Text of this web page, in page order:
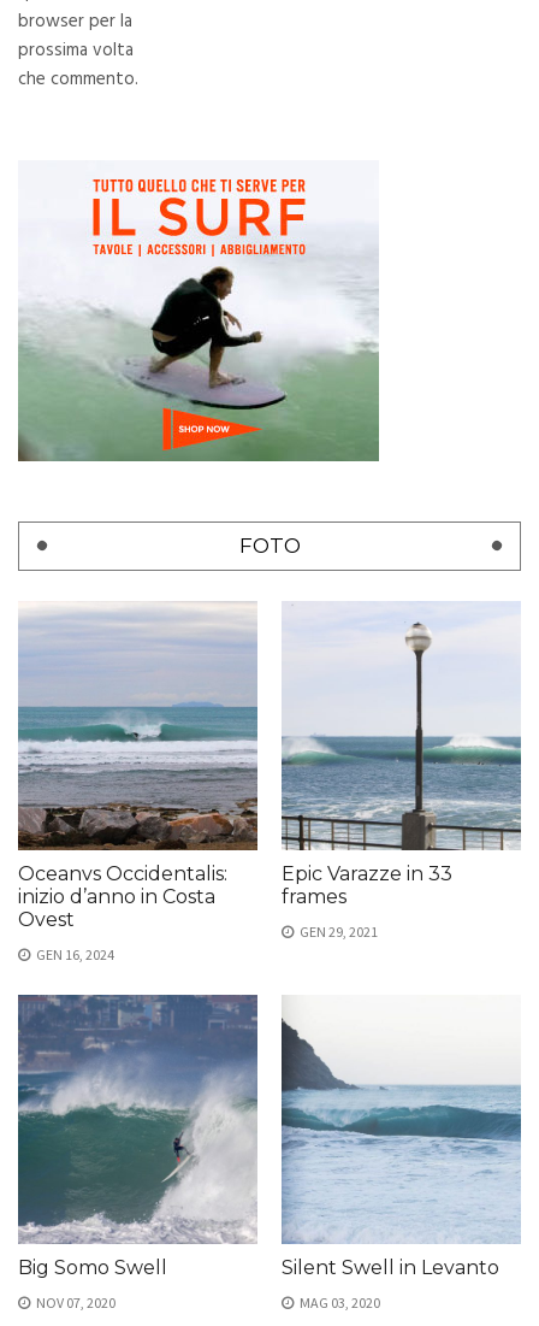
browser per la
prossima volta
che commento.
FOTO
Oceanvs Occidentalis:
inizio d’anno in Costa
Ovest
GEN 16, 2024
Epic Varazze in 33
frames
GEN 29, 2021
Big Somo Swell
NOV 07, 2020
Silent Swell in Levanto
MAG 03, 2020